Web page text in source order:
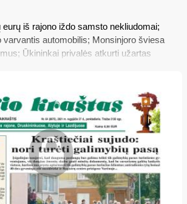
iš rajono iždo samsto nekliudomai;
varvantis automobilis; Monsinjoro šviesa
Ūkininkai privalės atkurti užartas